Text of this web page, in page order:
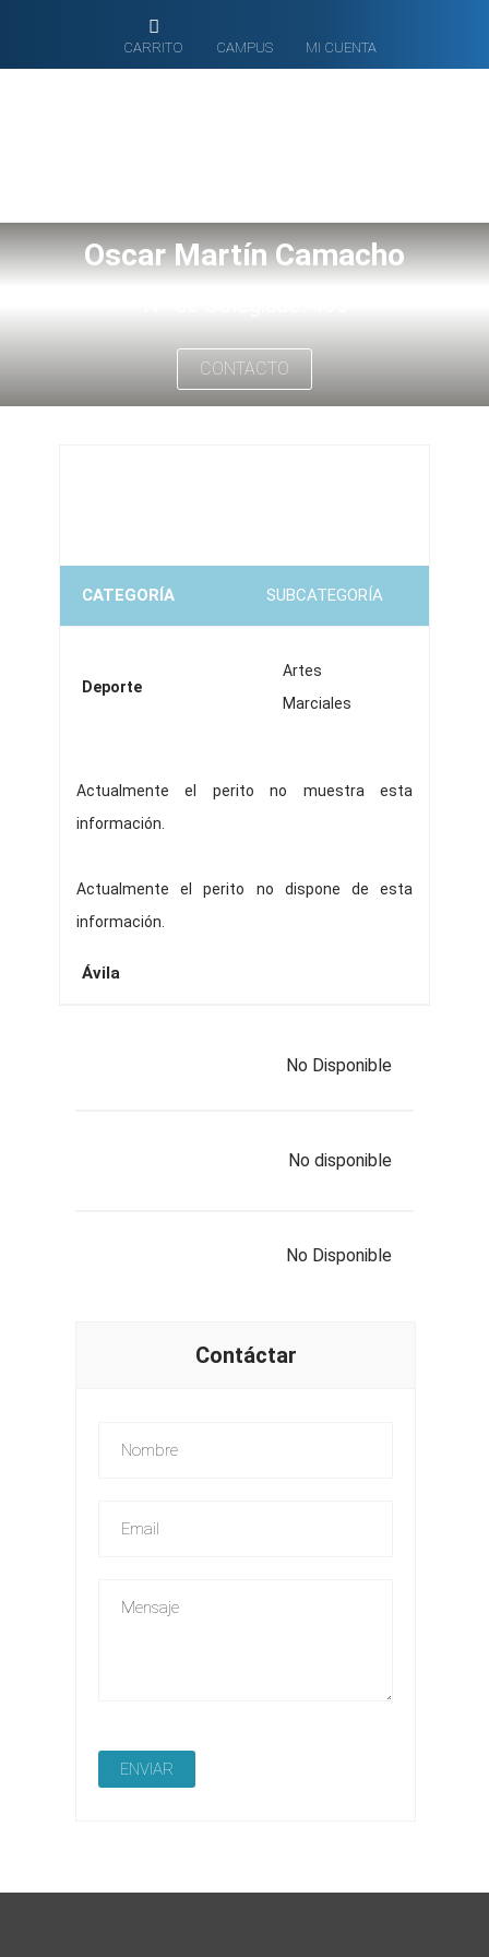
CARRITO CAMPUS MI CUENTA
Oscar Martín Camacho
CONTACTO
CATEGORÍA SUBCATEGORÍA
Deporte
Artes
Marciales
Actualmente el perito no muestra esta
información.
Actualmente el perito no dispone de esta
información.
Ávila
No Disponible
No disponible
No Disponible
Contáctar